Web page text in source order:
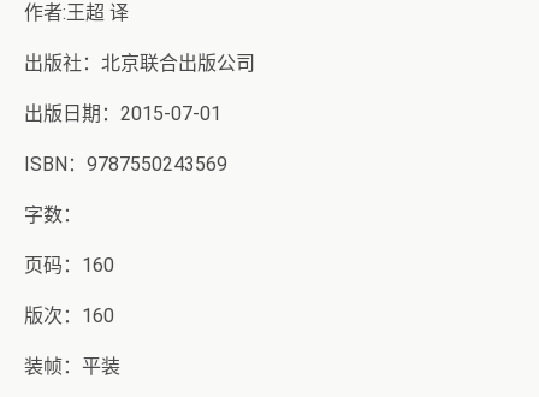
作者:王超 译
出版社：北京联合出版公司
出版日期：2015-07-01
ISBN：9787550243569
字数：
页码：160
版次：160
装帧：平装